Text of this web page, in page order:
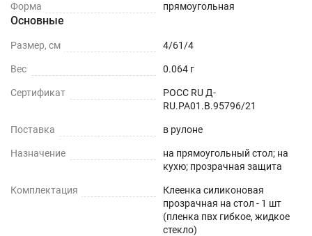
до +70 (зависит от толщины)
Простота - не требует стирки и обслуживания.
Гибкость - можно свернуть для хранения и
затем вновь разложить.
эксплуатации более 10 лет.
Использование скатерти из прозрачного ПВХ
сохранит красоту вашей мебели и облегчит
уборку после шумного праздника. Простота
ухода, поразит Вас с первых дней и станет
Форма прямоугольная
Основные
Размер, см 4/61/4
Вес 0.064 г
Сертификат
РОСС RU Д-
RU.РА01.В.95796/21
Поставка в рулоне
Назначение
на прямоугольный стол; на
кухю; прозрачная защита
Комплектация
Клеенка силиконовая
прозрачная на стол - 1 шт
(пленка пвх гибкое, жидкое
стекло)